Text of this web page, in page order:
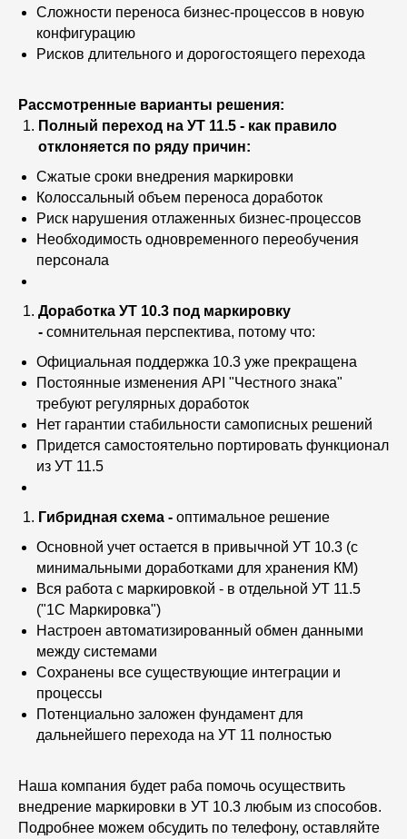
Сложности переноса бизнес-процессов в новую
конфигурацию
Рисков длительного и дорогостоящего перехода
Рассмотренные варианты решения:
Полный переход на УТ 11.5 - как правило
отклоняется по ряду причин:
Сжатые сроки внедрения маркировки
Колоссальный объем переноса доработок
Риск нарушения отлаженных бизнес-процессов
Необходимость одновременного переобучения
персонала
Доработка УТ 10.3 под маркировку
- сомнительная перспектива, потому что:
Официальная поддержка 10.3 уже прекращена
Постоянные изменения API "Честного знака"
требуют регулярных доработок
Нет гарантии стабильности самописных решений
Придется самостоятельно портировать функционал
из УТ 11.5
Гибридная схема - оптимальное решение
Основной учет остается в привычной УТ 10.3 (с
минимальными доработками для хранения КМ)
Вся работа с маркировкой - в отдельной УТ 11.5
("1С Маркировка")
Настроен автоматизированный обмен данными
между системами
Сохранены все существующие интеграции и
процессы
Потенциально заложен фундамент для
дальнейшего перехода на УТ 11 полностью
Наша компания будет раба помочь осуществить
внедрение маркировки в УТ 10.3 любым из способов.
Подробнее можем обсудить по телефону, оставляйте